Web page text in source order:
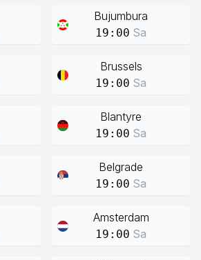
Bujumbura
19:00 Sa
Brussels
19:00 Sa
Blantyre
19:00 Sa
Belgrade
19:00 Sa
Amsterdam
19:00 Sa